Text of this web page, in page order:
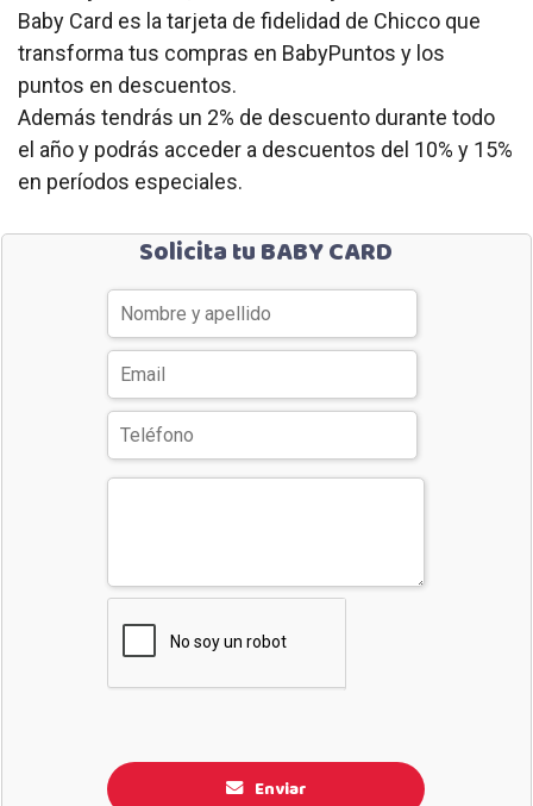
Baby Card es la tarjeta de fidelidad de Chicco que
transforma tus compras en BabyPuntos y los
puntos en descuentos.
Además tendrás un 2% de descuento durante todo
el año y podrás acceder a descuentos del 10% y 15%
en períodos especiales.
Solicita tu BABY CARD
Enviar